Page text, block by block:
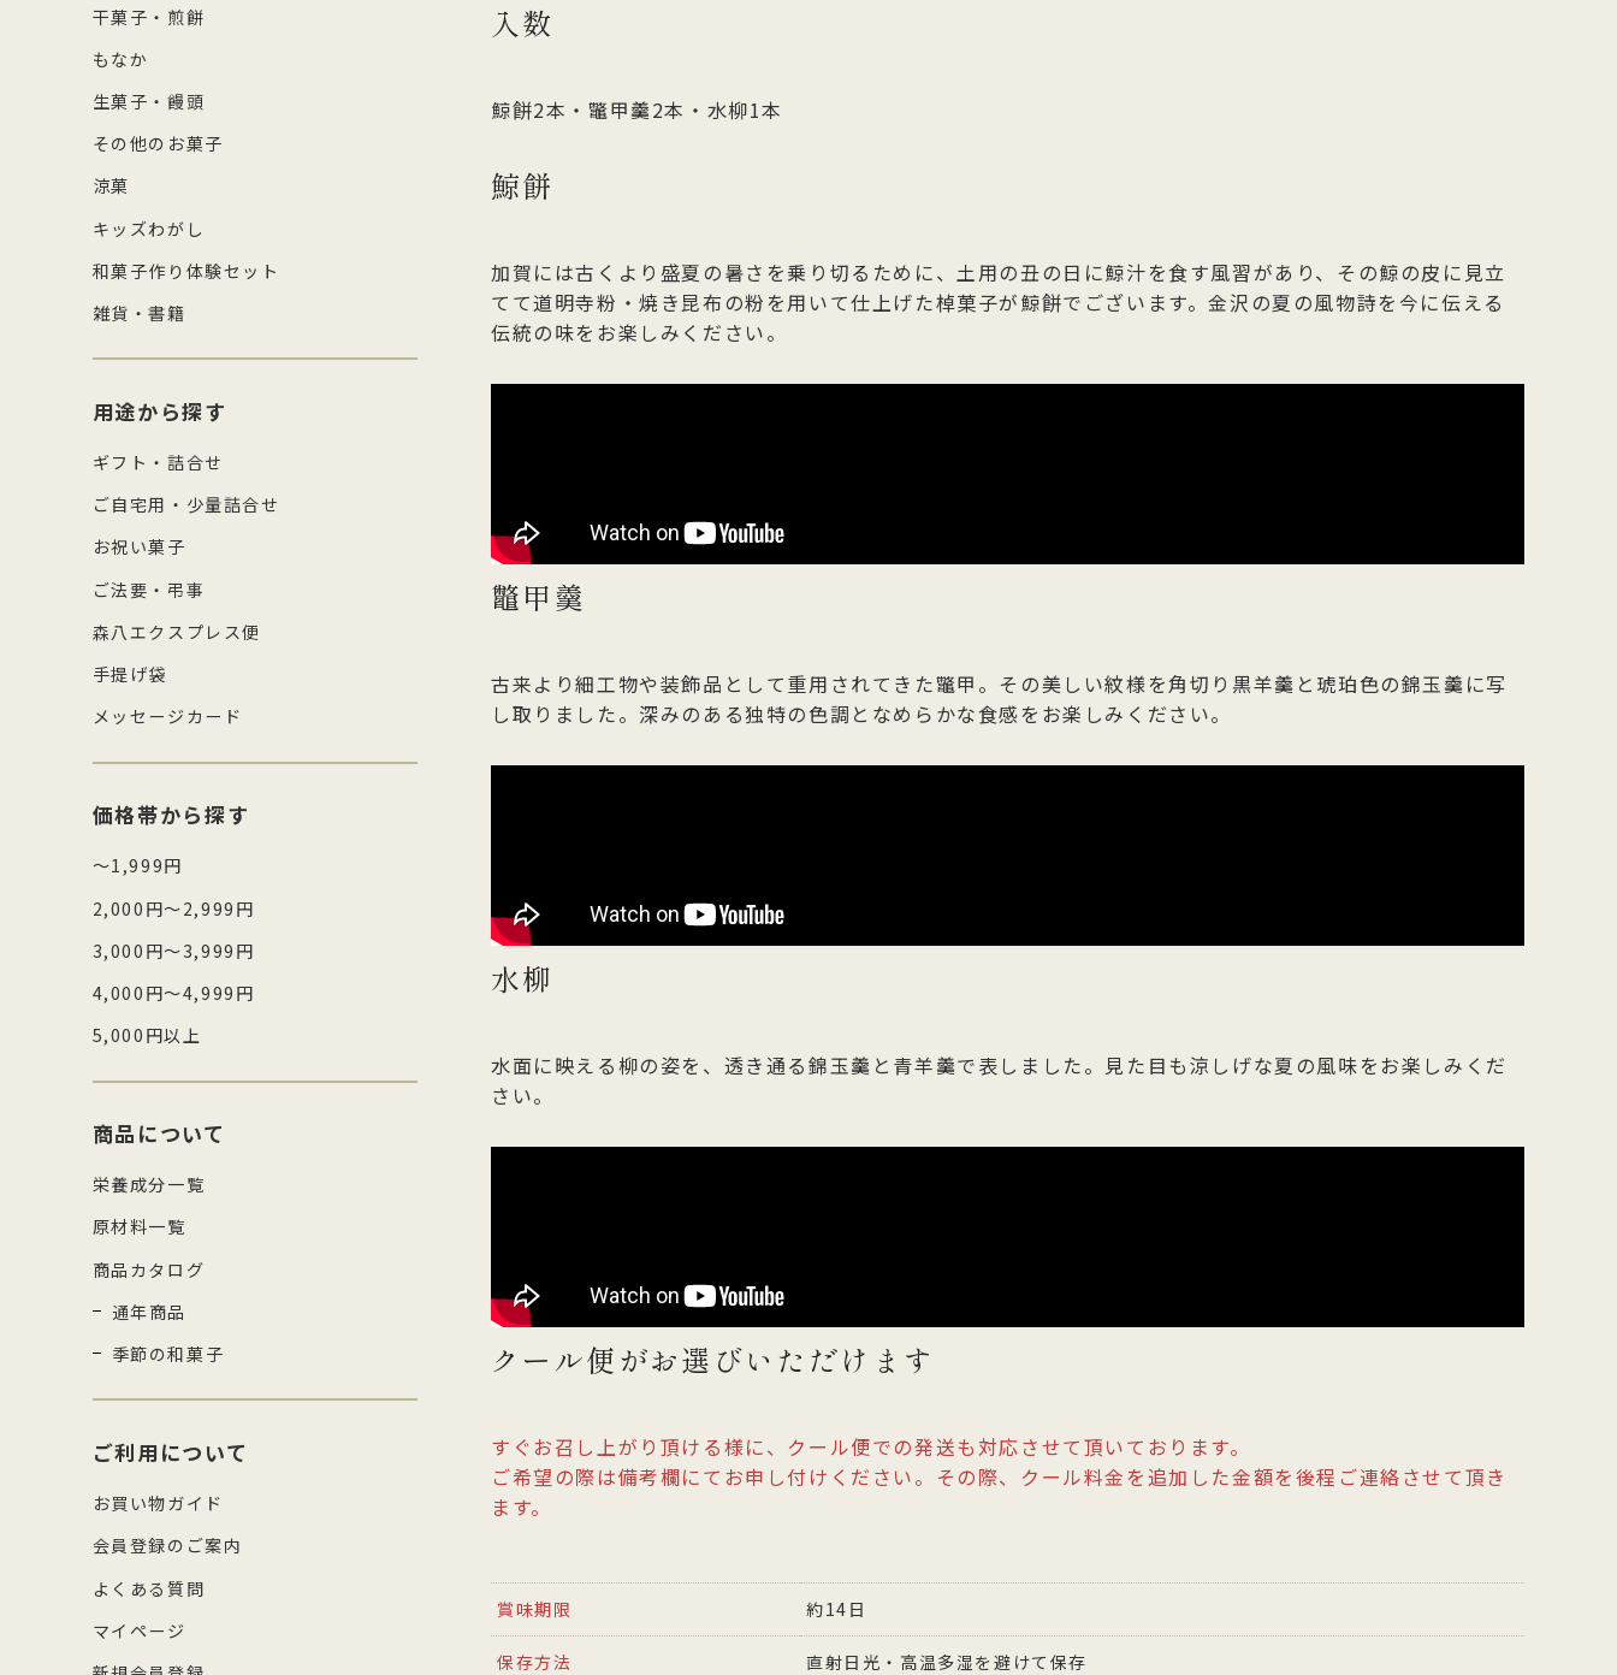
入数
鯨餅2本・鼈甲羹2本・水柳1本
鯨餅
加賀には古くより盛夏の暑さを乗り切るために、土用の丑の日に鯨汁を食す風習があり、その鯨の皮に見立
てて道明寺粉・焼き昆布の粉を用いて仕上げた棹菓子が鯨餅でございます。金沢の夏の風物詩を今に伝える
伝統の味をお楽しみください。
鼈甲羹
古来より細工物や装飾品として重用されてきた鼈甲。その美しい紋様を角切り黒羊羹と琥珀色の錦玉羹に写
し取りました。深みのある独特の色調となめらかな食感をお楽しみください。
水柳
水面に映える柳の姿を、透き通る錦玉羹と青羊羹で表しました。見た目も涼しげな夏の風味をお楽しみくだ
さい。
クール便がお選びいただけます
すぐお召し上がり頂ける様に、クール便での発送も対応させて頂いております。
ご希望の際は備考欄にてお申し付けください。その際、クール料金を追加した金額を後程ご連絡させて頂き
ます。
賞味期限 約14日
保存方法 直射日光・高温多湿を避けて保存
干菓子・煎餅
もなか
生菓子・饅頭
その他のお菓子
涼菓
キッズわがし
和菓子作り体験セット
雑貨・書籍
用途から探す
ギフト・詰合せ
ご自宅用・少量詰合せ
お祝い菓子
ご法要・弔事
森八エクスプレス便
手提げ袋
メッセージカード
価格帯から探す
～1,999円
2,000円～2,999円
3,000円～3,999円
4,000円～4,999円
5,000円以上
商品について
栄養成分一覧
原材料一覧
商品カタログ
通年商品
季節の和菓子
ご利用について
お買い物ガイド
会員登録のご案内
よくある質問
マイページ